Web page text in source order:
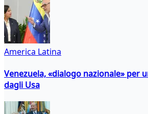
America Latina
Venezuela, «dialogo nazionale» per
dagli Usa